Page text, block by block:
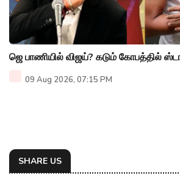
ஜெ பாணியில் விஜய்? கடும் கோபத்தில்
09 Aug 2026, 07:15 PM
SHARE US